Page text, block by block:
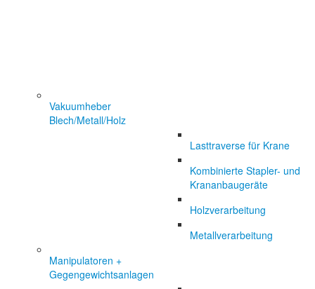
Vakuumheber
Blech/Metall/Holz
Lasttraverse für Krane
Kombinierte Stapler- und
Krananbaugeräte
Holzverarbeitung
Metallverarbeitung
Manipulatoren +
Gegengewichtsanlagen